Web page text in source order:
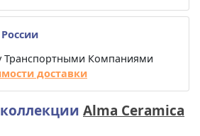
Транспортными Компаниями
доставки
Alma Ceramica